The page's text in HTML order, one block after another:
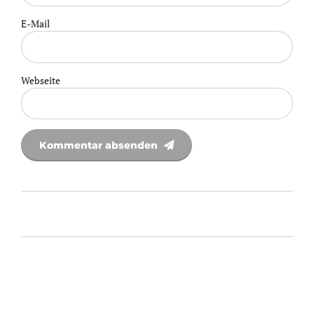
E-Mail
Webseite
Kommentar absenden